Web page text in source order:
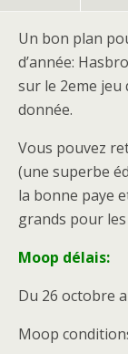
Un bon plan
d’année:
sur le 2eme jeu
donnée.
Vous pouvez
(une superbe
la bonne paye
grands pour les
Moop délais:
Du 26 octobre
Moop